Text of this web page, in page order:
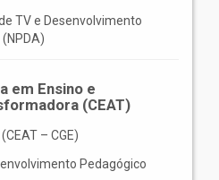
TV e Desenvolvimento
em Ensino e
(CEAT)
– CGE)
Pedagógico